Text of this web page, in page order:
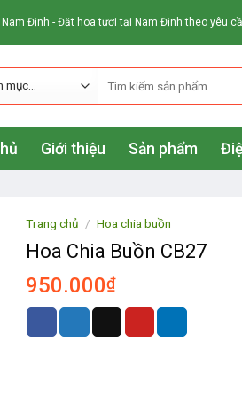
Định - Đặt hoa tươi tại Nam Định theo yêu
Giới thiệu Sản phẩm
Trang chủ / Hoa chia buồn
Hoa Chia Buồn CB27
950.000₫